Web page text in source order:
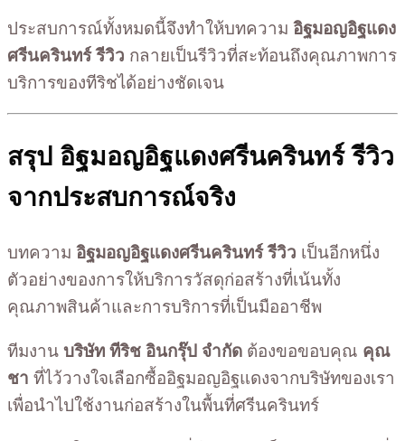
ประสบการณ์ทั้งหมดนี้จึงทำให้บทความ อิฐมอญอิฐแดง
ศรีนครินทร์ รีวิว กลายเป็นรีวิวที่สะท้อนถึงคุณภาพการ
บริการของทีริชได้อย่างชัดเจน
สรุป อิฐมอญอิฐแดงศรีนครินทร์ รีวิว
จากประสบการณ์จริง
บทความ อิฐมอญอิฐแดงศรีนครินทร์ รีวิว เป็นอีกหนึ่ง
ตัวอย่างของการให้บริการวัสดุก่อสร้างที่เน้นทั้ง
คุณภาพสินค้าและการบริการที่เป็นมืออาชีพ
ทีมงาน บริษัท ทีริช อินกรุ๊ป จำกัด ต้องขอขอบคุณ คุณ
ชา ที่ไว้วางใจเลือกซื้ออิฐมอญอิฐแดงจากบริษัทของเรา
เพื่อนำไปใช้งานก่อสร้างในพื้นที่ศรีนครินทร์